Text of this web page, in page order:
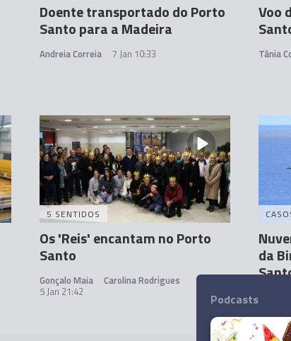
Doente transportado do Porto
Santo para a Madeira
Andreia Correia 7 Jan 10:33
Voo
Tânia
5 SENTIDOS
Os 'Reis' encantam no Porto
Santo
Gonçalo Maia
Carolina Rodrigues
5 Jan 21:42
da
Podcasts